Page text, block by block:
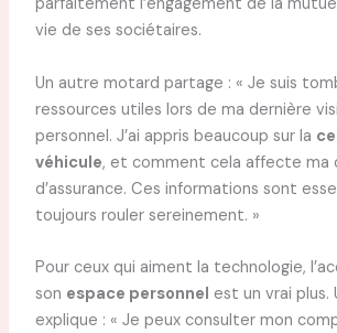
parfaitement l’engagement de la
vie de ses sociétaires.
Un autre motard partage : « Je suis
ressources utiles lors de ma dernière
personnel. J’ai appris beaucoup sur la
véhicule, et comment cela affecte ma
d’assurance. Ces informations sont
toujours rouler sereinement. »
Pour ceux qui aiment la technologie,
son espace personnel est un vrai plus.
explique : « Je peux consulter mon